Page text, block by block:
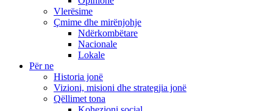
Vlerësime
Çmime dhe mirënjohje
Ndërkombëtare
Nacionale
Lokale
Për ne
Historia jonë
Vizioni, misioni dhe strategjia jonë
Qëllimet tona